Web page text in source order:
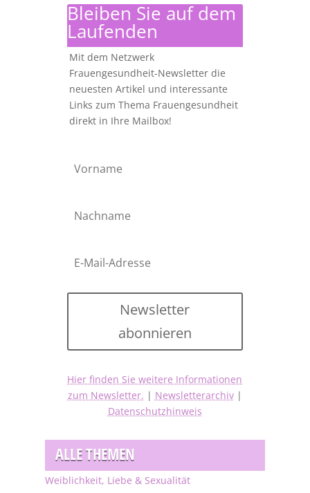
Bleiben Sie auf dem
Laufenden
Mit dem Netzwerk
Frauengesundheit-Newsletter die
neuesten Artikel und interessante
Links zum Thema Frauengesundheit
direkt in Ihre Mailbox!
Newsletter
abonnieren
Hier finden Sie weitere Informationen
zum Newsletter. | Newsletterarchiv|
Datenschutzhinweis
ALLE THEMEN
Weiblichkeit, Liebe & Sexualität